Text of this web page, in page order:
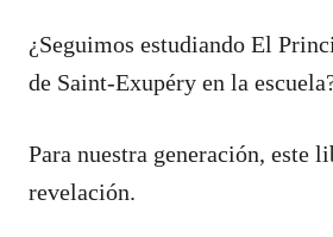
¿Seguimos estudiando El
de Saint-Exupéry en la
Para nuestra generación, este
revelación.